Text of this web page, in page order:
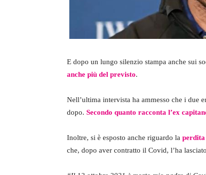
E dopo un lungo silenzio stampa anche sui
anche più del previsto.
Nell’ultima intervista ha ammesso che i due
dopo. Secondo quanto racconta l’ex
Inoltre, si è esposto anche riguardo la perdita
che, dopo aver contratto il Covid, l’ha